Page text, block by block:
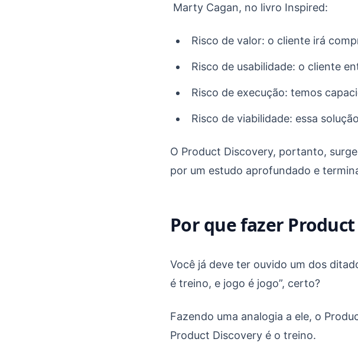
Marty Cagan, no livro Inspired:
Risco de valor: o cliente irá
Risco de usabilidade: o cliente
Risco de execução: temos
Risco de viabilidade: essa
O Product Discovery, portanto,
por um estudo aprofundado e
Por que fazer
Você já deve ter ouvido um dos
é treino, e jogo é jogo”, certo?
Fazendo uma analogia a ele, o
Product Discovery é o treino.